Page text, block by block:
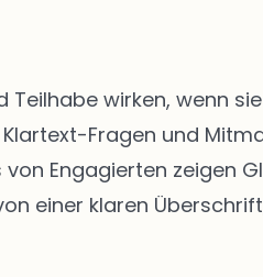
wirken, wenn
Fragen und
Engagierten zeigen
einer klaren